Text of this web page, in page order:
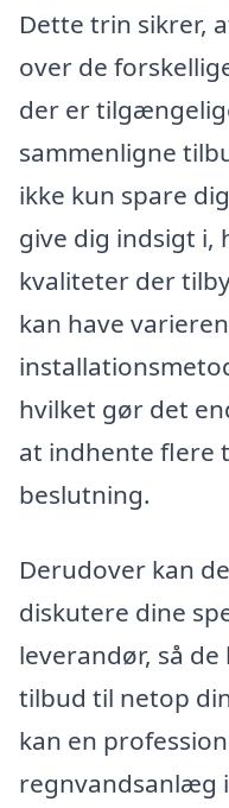
Dette trin sikrer,
over de
der er
sammenligne
ikke kun spare
give dig indsigt i,
kvaliteter der
kan have
hvilket gør det
at indhente flere
beslutning.
Derudover kan
diskutere dine
leverandør, så
tilbud til netop
kan en
regnvandsanlæg